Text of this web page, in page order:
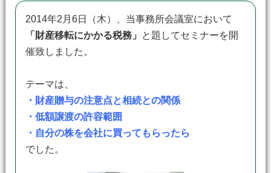
2014年2月6日（木）、当事務所会議室において
「財産移転にかかる税務」
と題してセミナーを開
催致しました。
テーマは、
・財産贈与の注意点と相続との関係
・低額譲渡の許容範囲
・自分の株を会社に買ってもらったら
でした。